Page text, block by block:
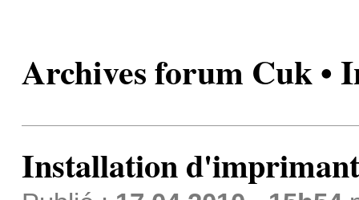
Archives forum Cuk •
Installation